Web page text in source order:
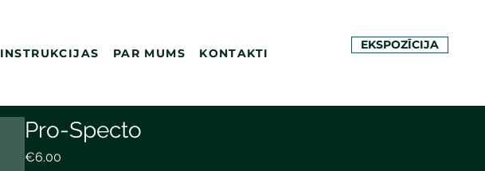
INSTRUKCIJAS PAR MUMS KONTAKTI
EKSPOZĪCIJA
Pro-Specto
€6.00